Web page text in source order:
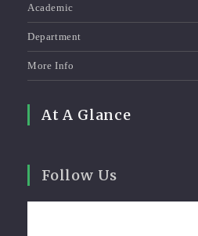
Academic
Department
More Info
At A Glance
Follow Us